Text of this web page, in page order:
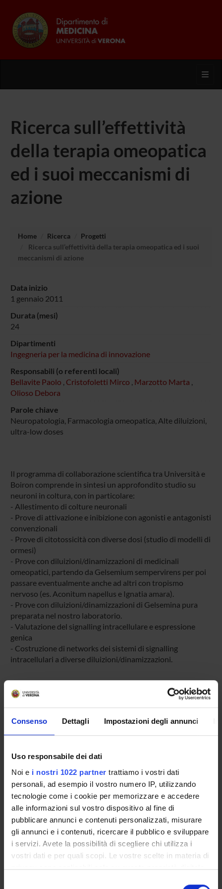
Consenso Dettagli Impostazioni degli annunci
Uso responsabile dei dati
Noi e i nostri 1022 partner trattiamo i vostri dati
personali, ad esempio il vostro numero IP, utilizzando
tecnologie come i cookie per memorizzare e accedere
alle informazioni sul vostro dispositivo al fine di
pubblicare annunci e contenuti personalizzati, misurare
gli annunci e i contenuti, ricercare il pubblico e sviluppare
i servizi. Avete la possibilità di scegliere chi utilizza i
vostri dati e per quali scopi. Le vostre scelte in materia di
privacy sono applicabili solo su questa proprietà digitale
Ricerca sull’effettività
della terapia omeopatica
ed i suoi meccanismi di
azione
Home Ricerca
Progetti
Ricerca sull’effettività della terapia omeopatica ed i suoi
meccanismi di azione
Data inizio
1 gennaio 2011
Durata (mesi)
24
Dipartimenti
Ingegneria per la medicina di innovazione
Responsabili (o referenti locali)
Bellavite Paolo , Cristofoletti Mirco , Marzotto Marta ,
Olioso Debora
Parole chiave
Neuropatologia, Farmacologia omeopatica, Alte diluizioni,
ultra-low doses
Il programma di collaborazione scientifica tra Università e
Boiron comprende in sintesi un approfondito studio su
neuroni in coltura, con in particolare:
- Allestimento di colture neuronali
- Prove di attivazione e inibizione con agonisti e antagonisti
convenzionali
- Prove di citotossicità con diverse dosi (studio di modelli di
ormesi)
- Prove con diluizioni/dinamizzazioni di medicinali
omeopatici, partendo da Gelsemium sempervirens per poi
passare eventualmente anche ad altri con tropismo
nervoso (es. Aconitum napellus e Ignatia amara).
- Prove con diluizioni/dinamizzazioni di Gelsemina pura
preparata nel nostro laboratorio.
- Valutazione del signalling intracellulare e espressione
genica
- Costruzione di networks dei sistemi di signalling
intracellulari a diverse diluizioni/dinamizzazioni.
PARTECIPANTI AL PROGETTO
Tecnico-Amministrativo
AREE DI RICERCA COINVOLTE DAL PROGETTO
Chimica sintetica e materiali
Nanoscience & Nanotechnology (DBT)